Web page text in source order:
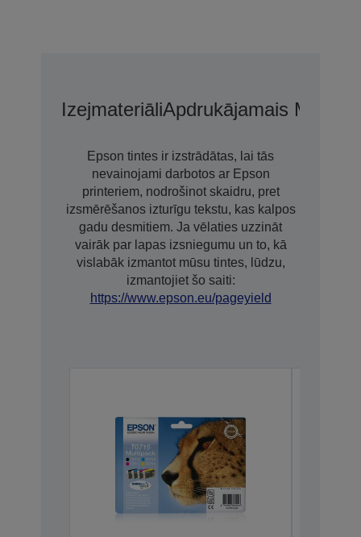
IzejmateriāliApdrukājamais
Epson tintes ir izstrādātas, lai tās
nevainojami darbotos ar Epson
printeriem, nodrošinot skaidru, pret
izsmērēšanos izturīgu tekstu, kas kalpos
gadu desmitiem. Ja vēlaties uzzināt
vairāk par lapas izsniegumu un to, kā
vislabāk izmantot mūsu tintes, lūdzu,
izmantojiet šo saiti:
https://www.epson.eu/pageyield